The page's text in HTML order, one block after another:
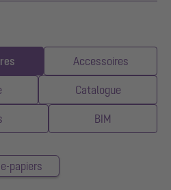
Accessoires
Catalogue
BIM
papiers